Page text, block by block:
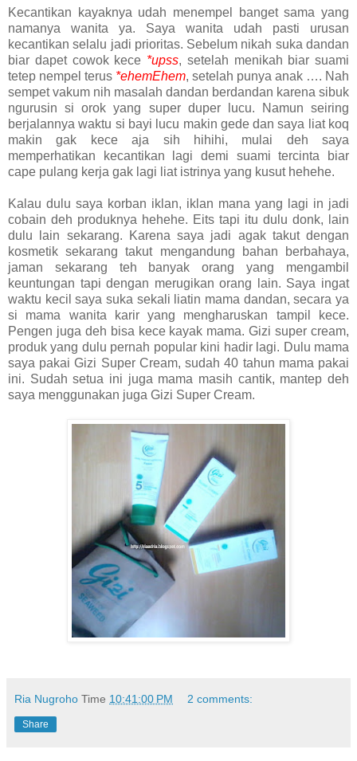
Kecantikan kayaknya udah menempel banget sama yang
namanya wanita ya. Saya wanita udah pasti urusan
kecantikan selalu jadi prioritas. Sebelum nikah suka dandan
biar dapet cowok kece *upss, setelah menikah biar suami
tetep nempel terus *ehemEhem, setelah punya anak …. Nah
sempet vakum nih masalah dandan berdandan karena sibuk
ngurusin si orok yang super duper lucu. Namun seiring
berjalannya waktu si bayi lucu makin gede dan saya liat koq
makin gak kece aja sih hihihi, mulai deh saya
memperhatikan kecantikan lagi demi suami tercinta biar
cape pulang kerja gak lagi liat istrinya yang kusut hehehe.
Kalau dulu saya korban iklan, iklan mana yang lagi in jadi
cobain deh produknya hehehe. Eits tapi itu dulu donk, lain
dulu lain sekarang. Karena saya jadi agak takut dengan
kosmetik sekarang takut mengandung bahan berbahaya,
jaman sekarang teh banyak orang yang mengambil
keuntungan tapi dengan merugikan orang lain. Saya ingat
waktu kecil saya suka sekali liatin mama dandan, secara ya
si mama wanita karir yang mengharuskan tampil kece.
Pengen juga deh bisa kece kayak mama. Gizi super cream,
produk yang dulu pernah popular kini hadir lagi. Dulu mama
saya pakai Gizi Super Cream, sudah 40 tahun mama pakai
ini. Sudah setua ini juga mama masih cantik, mantep deh
saya menggunakan juga Gizi Super Cream.
Ria Nugroho Time 10:41:00 PM 2 comments:
Share